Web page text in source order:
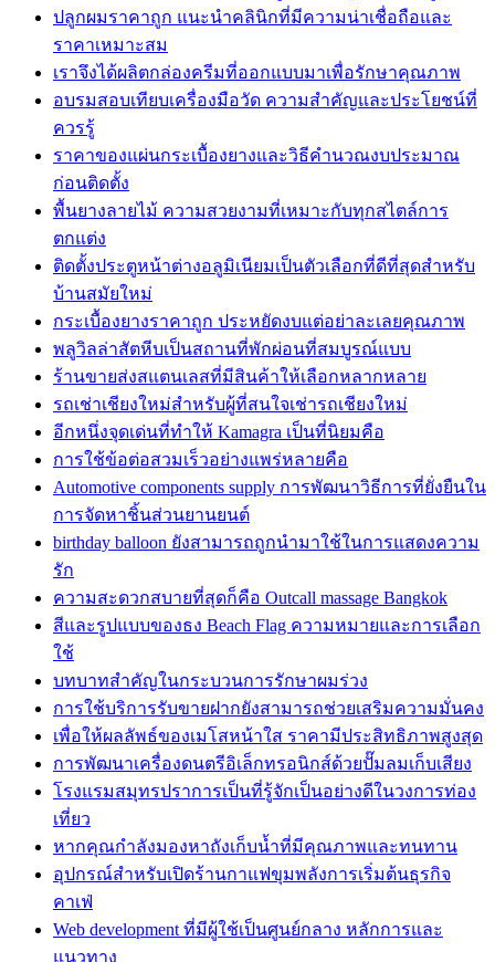
ปลูกผมราคาถูก แนะนำคลินิกที่มีความน่าเชื่อถือและ
ราคาเหมาะสม
เราจึงได้ผลิตกล่องครีมที่ออกแบบมาเพื่อรักษาคุณภาพ
อบรมสอบเทียบเครื่องมือวัด ความสำคัญและประโยชน์ที่
ควรรู้
ราคาของแผ่นกระเบื้องยางและวิธีคำนวณงบประมาณ
ก่อนติดตั้ง
พื้นยางลายไม้ ความสวยงามที่เหมาะกับทุกสไตล์การ
ตกแต่ง
ติดตั้งประตูหน้าต่างอลูมิเนียมเป็นตัวเลือกที่ดีที่สุดสำหรับ
บ้านสมัยใหม่
กระเบื้องยางราคาถูก ประหยัดงบแต่อย่าละเลยคุณภาพ
พลูวิลล่าสัตหีบเป็นสถานที่พักผ่อนที่สมบูรณ์แบบ
ร้านขายส่งสแตนเลสที่มีสินค้าให้เลือกหลากหลาย
รถเช่าเชียงใหม่สำหรับผู้ที่สนใจเช่ารถเชียงใหม่
อีกหนึ่งจุดเด่นที่ทำให้ Kamagra เป็นที่นิยมคือ
การใช้ข้อต่อสวมเร็วอย่างแพร่หลายคือ
Automotive components supply การพัฒนาวิธีการที่ยั่งยืนใน
การจัดหาชิ้นส่วนยานยนต์
birthday balloon ยังสามารถถูกนำมาใช้ในการแสดงความ
รัก
ความสะดวกสบายที่สุดก็คือ Outcall massage Bangkok
สีและรูปแบบของธง Beach Flag ความหมายและการเลือก
ใช้
บทบาทสำคัญในกระบวนการรักษาผมร่วง
การใช้บริการรับขายฝากยังสามารถช่วยเสริมความมั่นคง
เพื่อให้ผลลัพธ์ของเมโสหน้าใส ราคามีประสิทธิภาพสูงสุด
การพัฒนาเครื่องดนตรีอิเล็กทรอนิกส์ด้วยปั๊มลมเก็บเสียง
โรงแรมสมุทรปราการเป็นที่รู้จักเป็นอย่างดีในวงการท่อง
เที่ยว
หากคุณกำลังมองหาถังเก็บน้ำที่มีคุณภาพและทนทาน
อุปกรณ์สำหรับเปิดร้านกาแฟขุมพลังการเริ่มต้นธุรกิจ
คาเฟ่
Web development ที่มีผู้ใช้เป็นศูนย์กลาง หลักการและ
แนวทาง